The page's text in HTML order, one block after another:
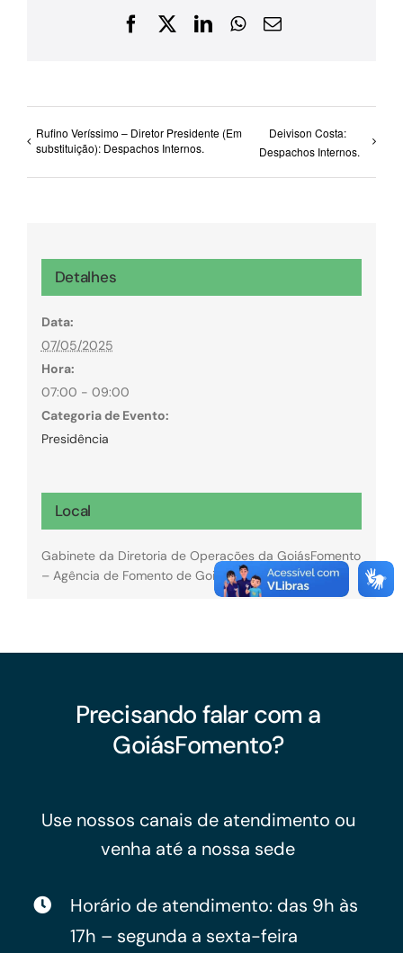
Facebook
X LinkedInWhatsApp
E-
Rufino Veríssimo – Diretor Presidente (Em
substituição): Despachos Internos.
Deivison Costa:
Despachos Internos.
Detalhes
Data:
07/05/2025
Hora:
07:00 - 09:00
Categoria de Evento:
Presidência
Local
Gabinete da Diretoria de Operações da GoiásFomento
– Agência de Fomento de Goiás.
Precisando falar com a
GoiásFomento?
Use nossos canais de atendimento ou
venha até a nossa sede
Horário de atendimento: das 9h às
17h – segunda a sexta-feira